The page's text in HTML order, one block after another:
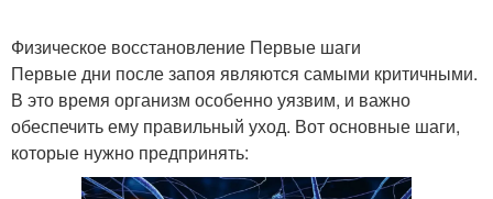
Физическое восстановление Первые шаги
Первые дни после запоя являются самыми критичными.
В это время организм особенно уязвим, и важно
обеспечить ему правильный уход. Вот основные шаги,
которые нужно предпринять: